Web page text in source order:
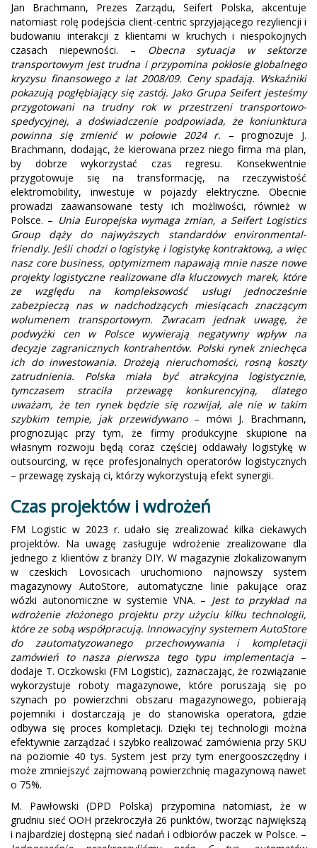
Jan Brachmann, Prezes Zarządu, Seifert Polska, akcentuje
natomiast rolę podejścia client-centric sprzyjającego rezyliencji i
budowaniu interakcji z klientami w kruchych i niespokojnych
czasach niepewności. – Obecna sytuacja w sektorze
transportowym jest trudna i przypomina pokłosie globalnego
kryzysu finansowego z lat 2008/09. Ceny spadają. Wskaźniki
pokazują pogłębiający się zastój. Jako Grupa Seifert jesteśmy
przygotowani na trudny rok w przestrzeni transportowo-
spedycyjnej, a doświadczenie podpowiada, że koniunktura
powinna się zmienić w połowie 2024 r. – prognozuje J.
Brachmann, dodając, że kierowana przez niego firma ma plan,
by dobrze wykorzystać czas regresu. Konsekwentnie
przygotowuje się na transformację, na rzeczywistość
elektromobility, inwestuje w pojazdy elektryczne. Obecnie
prowadzi zaawansowane testy ich możliwości, również w
Polsce. – Unia Europejska wymaga zmian, a Seifert Logistics
Group dąży do najwyższych standardów environmental-
friendly. Jeśli chodzi o logistykę i logistykę kontraktową, a więc
nasz core business, optymizmem napawają mnie nasze nowe
projekty logistyczne realizowane dla kluczowych marek, które
ze względu na kompleksowość usługi jednocześnie
zabezpieczą nas w nadchodzących miesiącach znaczącym
wolumenem transportowym. Zwracam jednak uwagę, że
podwyżki cen w Polsce wywierają negatywny wpływ na
decyzje zagranicznych kontrahentów. Polski rynek zniechęca
ich do inwestowania. Drożeją nieruchomości, rosną koszty
zatrudnienia. Polska miała być atrakcyjna logistycznie,
tymczasem straciła przewagę konkurencyjną, dlatego
uważam, że ten rynek będzie się rozwijał, ale nie w takim
szybkim tempie, jak przewidywano– mówi J. Brachmann,
prognozując przy tym, że firmy produkcyjne skupione na
własnym rozwoju będą coraz częściej oddawały logistykę w
outsourcing, w ręce profesjonalnych operatorów logistycznych
– przewagę zyskają ci, którzy wykorzystują efekt synergii.
Czas projektów i wdrożeń
FM Logistic w 2023 r. udało się zrealizować kilka ciekawych
projektów. Na uwagę zasługuje wdrożenie zrealizowane dla
jednego z klientów z branży DIY. W magazynie zlokalizowanym
w czeskich Lovosicach uruchomiono najnowszy system
magazynowy AutoStore, automatyczne linie pakujące oraz
wózki autonomiczne w systemie VNA. – Jest to przykład na
wdrożenie złożonego projektu przy użyciu kilku technologii,
które ze sobą współpracują. Innowacyjny systemem AutoStore
do zautomatyzowanego przechowywania i kompletacji
zamówień to nasza pierwsza tego typu implementacja –
dodaje T. Oczkowski (FM Logistic), zaznaczając, że rozwiązanie
wykorzystuje roboty magazynowe, które poruszają się po
szynach po powierzchni obszaru magazynowego, pobierają
pojemniki i dostarczają je do stanowiska operatora, gdzie
odbywa się proces kompletacji. Dzięki tej technologii można
efektywnie zarządzać i szybko realizować zamówienia przy SKU
na poziomie 40 tys. System jest przy tym energooszczędny i
może zmniejszyć zajmowaną powierzchnię magazynową nawet
o 75%.
M. Pawłowski (DPD Polska) przypomina natomiast, że w
grudniu sieć OOH przekroczyła 26 punktów, tworząc największą
i najbardziej dostępną sieć nadań i odbiorów paczek w Polsce. –